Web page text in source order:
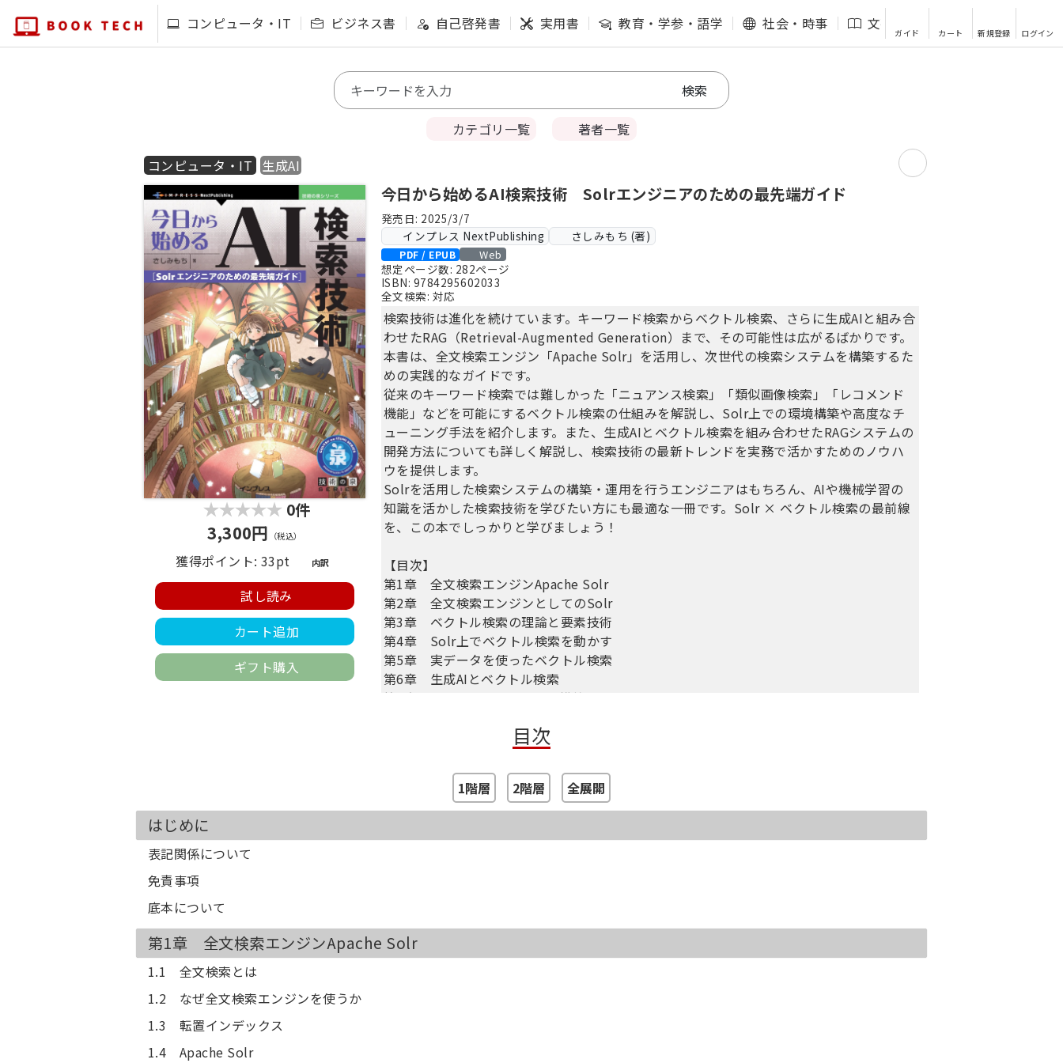
コンピュータ・IT ビジネス書 自己啓発書 実用書 教育・学参・語学 社会・時事 文芸・エッセイ
ガイド カート 新規登録 ログイン
カテゴリ一覧
著者一覧
コンピュータ・IT 生成AI
0件
3,300円 （税込）
獲得ポイント: 33pt 内訳
試し読み
カート追加
ギフト購入
今日から始めるAI検索技術 Solrエンジニアのための最先端ガイド
発売日: 2025/3/7
インプレス NextPublishing
さしみもち (著)
PDF / EPUB Web
想定ページ数: 282ページ
ISBN: 9784295602033
全文検索: 対応
検索技術は進化を続けています。キーワード検索からベクトル検索、さらに生成AIと組み合
わせたRAG（Retrieval-Augmented Generation）まで、その可能性は広がるばかりです。
本書は、全文検索エンジン「Apache Solr」を活用し、次世代の検索システムを構築するた
めの実践的なガイドです。
従来のキーワード検索では難しかった「ニュアンス検索」「類似画像検索」「レコメンド
機能」などを可能にするベクトル検索の仕組みを解説し、Solr上での環境構築や高度なチ
ューニング手法を紹介します。また、生成AIとベクトル検索を組み合わせたRAGシステムの
開発方法についても詳しく解説し、検索技術の最新トレンドを実務で活かすためのノウハ
ウを提供します。
Solrを活用した検索システムの構築・運用を行うエンジニアはもちろん、AIや機械学習の
知識を活かした検索技術を学びたい方にも最適な一冊です。Solr × ベクトル検索の最前線
を、この本でしっかりと学びましょう！
【目次】
第1章 全文検索エンジンApache Solr
第2章 全文検索エンジンとしてのSolr
第3章 ベクトル検索の理論と要素技術
第4章 Solr上でベクトル検索を動かす
第5章 実データを使ったベクトル検索
第6章 生成AIとベクトル検索
第7章 SolrでRAGシステムを構築する
付録B フレームワークとサービス
付録C Hierarchical Navigate Small World
付録D もっと活用Solr
目次
1階層 2階層 全展開
はじめに
表記関係について
免責事項
底本について
第1章 全文検索エンジンApache Solr
1.1 全文検索とは
1.2 なぜ全文検索エンジンを使うか
1.3 転置インデックス
1.4 Apache Solr